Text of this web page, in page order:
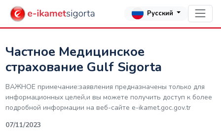
Русский
Частное Медицинское
страхование Gulf Sigorta
ВАЖНОЕ примечание:заявления предназначены только для
информационных целей,и вы можете получить доступ к более
подробной информации на веб-сайте е-ikamet.goc.gov.tr
07/11/2023